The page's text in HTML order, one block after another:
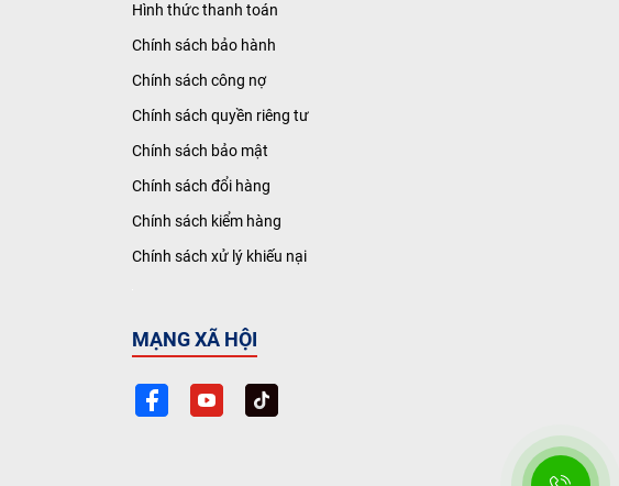
Hình thức thanh toán
Chính sách bảo hành
Chính sách công nợ
Chính sách quyền riêng tư
Chính sách bảo mật
Chính sách đổi hàng
Chính sách kiểm hàng
Chính sách xử lý khiếu nại
MẠNG XÃ HỘI